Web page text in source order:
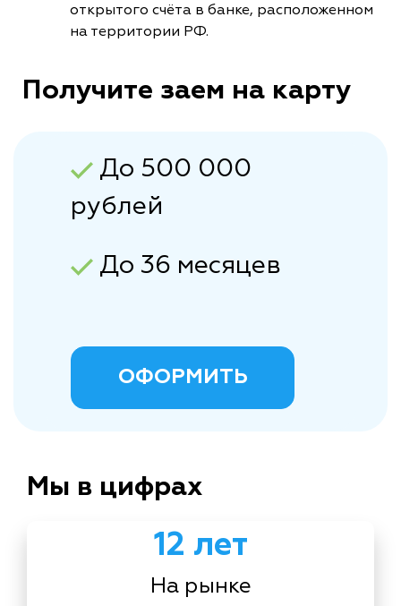
открытого счёта в банке, расположенном
на территории РФ.
Получите заем на карту
До 500 000
рублей
До 36 месяцев
ОФОРМИТЬ
Мы в цифрах
12 лет
На рынке